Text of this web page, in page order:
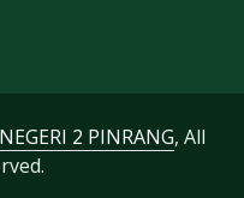
2 PINRANG, All